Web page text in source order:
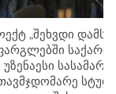
„შეხვდი
უზენაესი